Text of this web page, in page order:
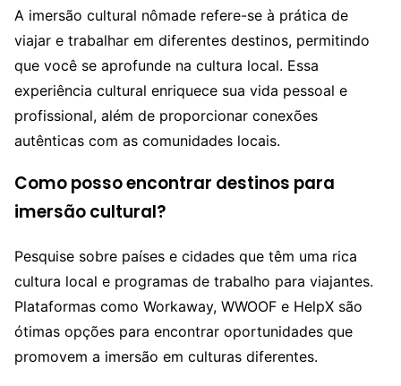
A imersão cultural nômade refere-se à prática de
viajar e trabalhar em diferentes destinos, permitindo
que você se aprofunde na cultura local. Essa
experiência cultural enriquece sua vida pessoal e
profissional, além de proporcionar conexões
autênticas com as comunidades locais.
Como posso encontrar destinos para
imersão cultural?
Pesquise sobre países e cidades que têm uma rica
cultura local e programas de trabalho para viajantes.
Plataformas como Workaway, WWOOF e HelpX são
ótimas opções para encontrar oportunidades que
promovem a imersão em culturas diferentes.